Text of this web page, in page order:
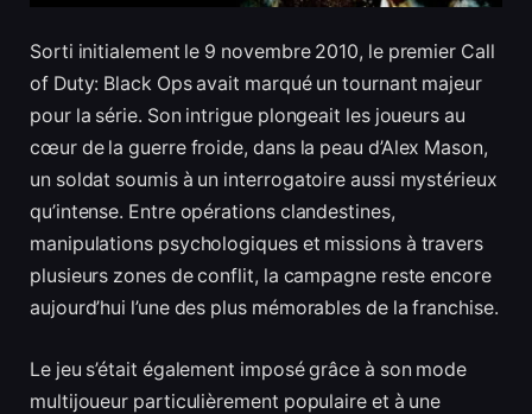
Sorti initialement le 9 novembre 2010, le premier Call
of Duty: Black Ops avait marqué un tournant majeur
pour la série. Son intrigue plongeait les joueurs au
cœur de la guerre froide, dans la peau d’Alex Mason,
un soldat soumis à un interrogatoire aussi mystérieux
qu’intense. Entre opérations clandestines,
manipulations psychologiques et missions à travers
plusieurs zones de conflit, la campagne reste encore
aujourd’hui l’une des plus mémorables de la franchise.
Le jeu s’était également imposé grâce à son mode
multijoueur particulièrement populaire et à une